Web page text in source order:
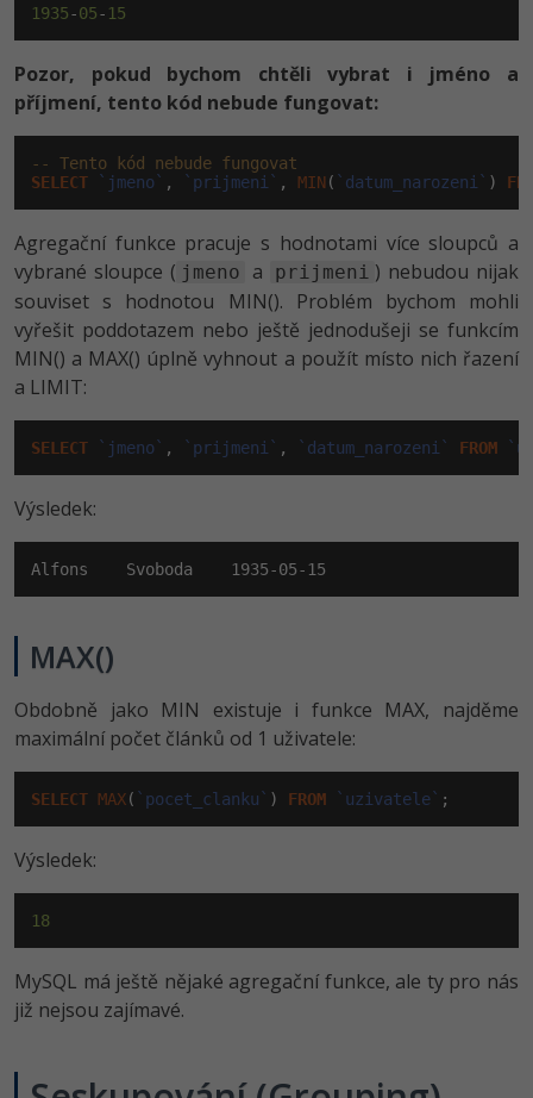
1935-05- 15
Pozor, pokud bychom chtěli vybrat i jméno a
příjmení, tento kód nebude fungovat:
-- Tento kód nebude fungovat
SELECT
`jmeno` , `prijmeni` , MIN( `datum_narozeni` )
Agregační funkce pracuje s hodnotami více sloupců a
vybrané sloupce ( jmeno a prijmeni ) nebudou nijak
souviset s hodnotou MIN(). Problém bychom mohli
vyřešit poddotazem nebo ještě jednodušeji se funkcím
MIN() a MAX() úplně vyhnout a použít místo nich řazení
a LIMIT:
SELECT `jmeno` , `prijmeni` , `datum_narozeni` FROM
Výsledek:
Alfons    Svoboda    1935-05-15
MAX()
Obdobně jako MIN existuje i funkce MAX, najděme
maximální počet článků od 1 uživatele:
SELECT MAX( `pocet_clanku` ) FROM `uzivatele` ;
Výsledek:
18
MySQL má ještě nějaké agregační funkce, ale ty pro nás
již nejsou zajímavé.